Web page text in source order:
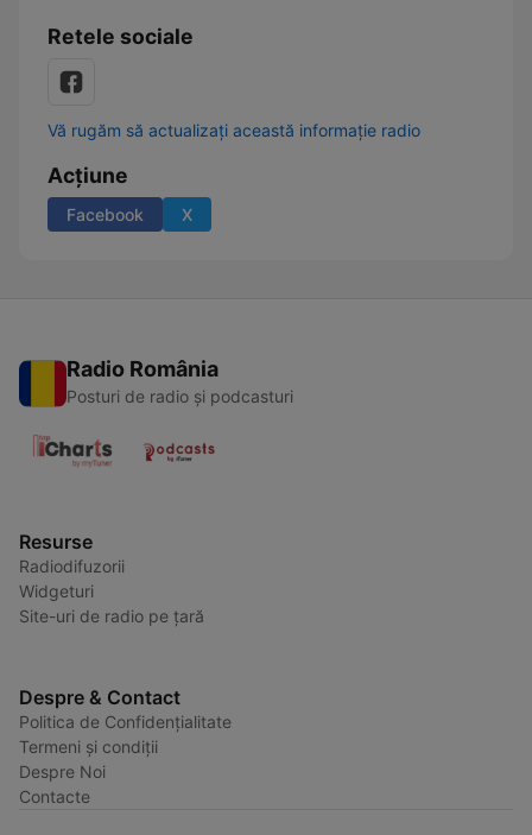
Retele sociale
Vă rugăm să actualizați această informație radio
Acțiune
Facebook X
Radio România
Posturi de radio și podcasturi
Resurse
Radiodifuzorii
Widgeturi
Site-uri de radio pe țară
Despre & Contact
Politica de Confidențialitate
Termeni și condiții
Despre Noi
Contacte